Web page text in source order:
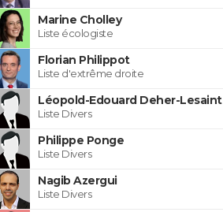
Marine Cholley
Liste écologiste
Florian Philippot
Liste d'extrême droite
Léopold-Edouard Deher-Lesaint
Liste Divers
Philippe Ponge
Liste Divers
Nagib Azergui
Liste Divers